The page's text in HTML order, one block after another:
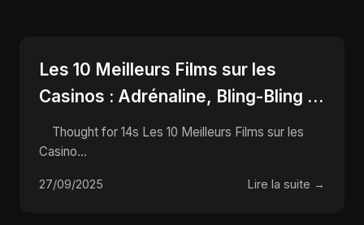
Les 10 Meilleurs Films sur les
Casinos : Adrénaline, Bling-Bling et
Tours de Carte qui Font Rêver !
Casino...
27/09/2025 Lire la suite →